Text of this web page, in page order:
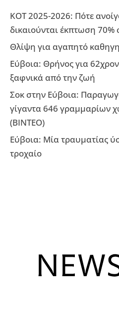
ΚΟΤ 2025-2026: Πότε
δικαιούνται έκπτωση
Θλίψη για αγαπητό
Εύβοια: Θρήνος για
ξαφνικά από την ζωή
Σοκ στην Εύβοια:
γίγαντα 646 γραμμαρίων
(ΒΙΝΤΕΟ)
Εύβοια: Μία τραυματίας
τροχαίο